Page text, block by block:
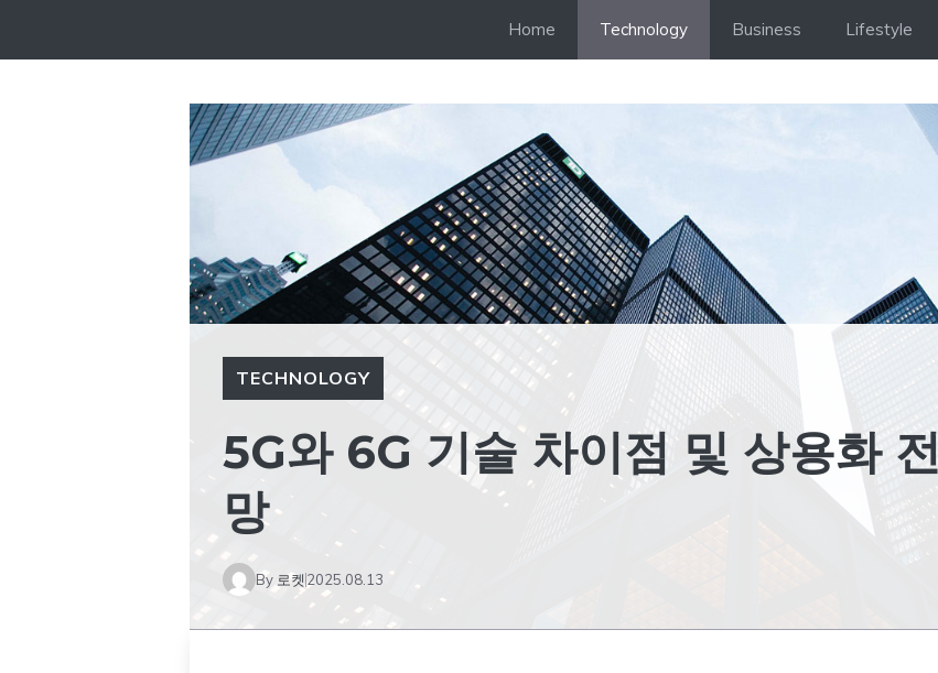
Home Technology Business Lifestyle
TECHNOLOGY
5G와 6G 기술 차이점 및 상용화 전
망
By 로켓 2025.08.13